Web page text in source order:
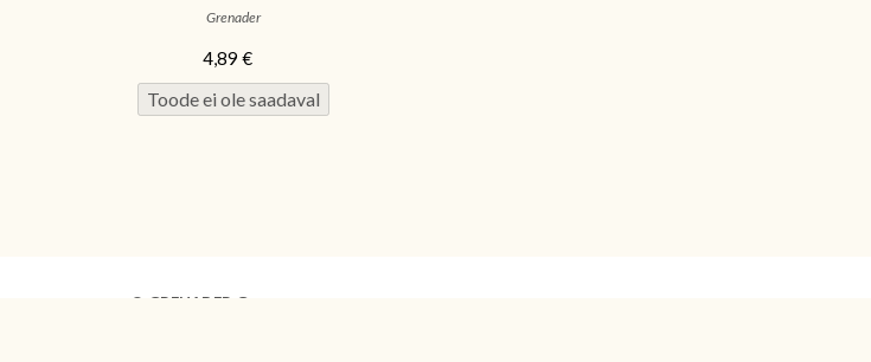
Grenader
4,89 €
© GRENADER Grupp